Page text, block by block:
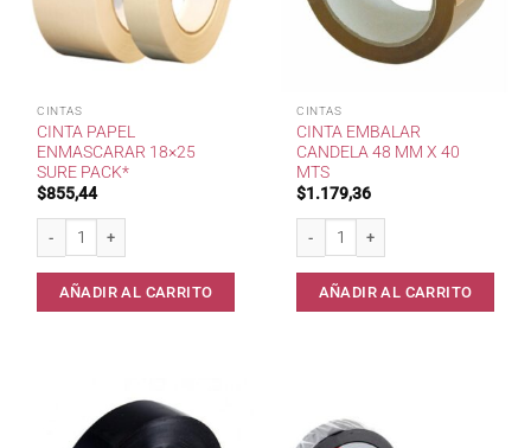
CINTAS
CINTA PAPEL
ENMASCARAR 18×25
SURE PACK*
$855,44
AÑADIR AL CARRITO
CINTAS
CINTA EMBALAR
CANDELA 48 MM X 40
MTS
$1.179,36
AÑADIR AL CARRITO